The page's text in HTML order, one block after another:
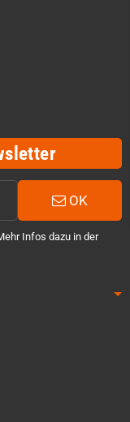
OK
Infos dazu in der